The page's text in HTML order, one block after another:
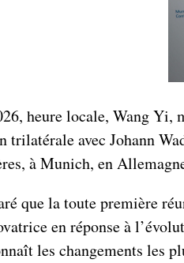
heure locale, Wang Yi,
trilatérale avec Johann
à Munich, en
que la toute première
en réponse à
les changements les